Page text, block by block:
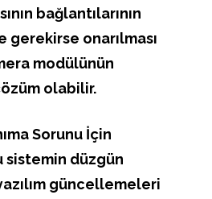
bağlantılarının
onarılması
modülünün
olabilir.
Sorunu İçin
sistemin düzgün
güncellemeleri